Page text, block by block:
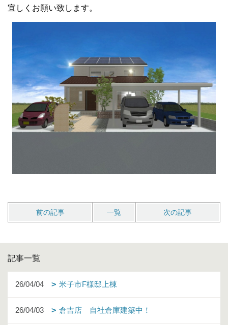
宜しくお願い致します。
前の記事 一覧 次の記事
記事一覧
26/04/04 米子市F様邸上棟
26/04/03 倉吉店 自社倉庫建築中！